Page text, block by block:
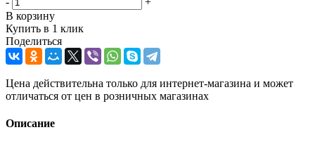
В корзину
Купить в 1 клик
Поделиться
Цена действительна только для интернет-магазина и может
отличаться от цен в розничных магазинах
Описание